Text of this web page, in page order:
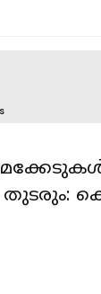
തുടരും: